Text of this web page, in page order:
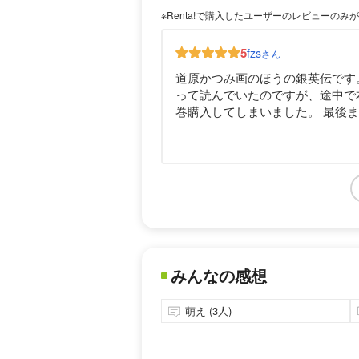
※Renta!で購入したユーザーのレビューのみ
5fzsさん
道原かつみ画のほうの銀英伝で
って読んでいたのですが、途中
巻購入してしまいました。 最後
みんなの感想
萌え (3人)